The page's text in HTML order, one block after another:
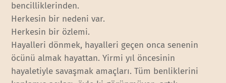
bencilliklerinden.
Herkesin bir nedeni var.
Herkesin bir özlemi.
Hayalleri dönmek, hayalleri geçen onca senenin
öcünü almak hayattan. Yirmi yıl öncesinin
hayaletiyle savaşmak amaçları. Tüm benliklerini